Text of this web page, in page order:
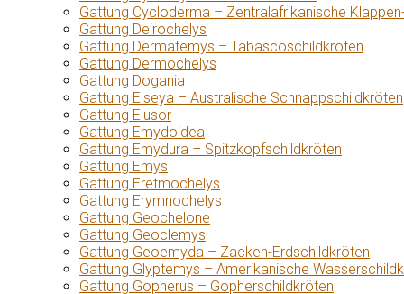
Gattung Cycloderma – Zentralafrikanische
Gattung Deirochelys
Gattung Dermatemys – Tabascoschildkröten
Gattung Dermochelys
Gattung Dogania
Gattung Elseya – Australische Schnappschildkröten
Gattung Elusor
Gattung Emydoidea
Gattung Emydura – Spitzkopfschildkröten
Gattung Emys
Gattung Eretmochelys
Gattung Erymnochelys
Gattung Geochelone
Gattung Geoclemys
Gattung Geoemyda – Zacken-Erdschildkröten
Gattung Glyptemys – Amerikanische
Gattung Gopherus – Gopherschildkröten